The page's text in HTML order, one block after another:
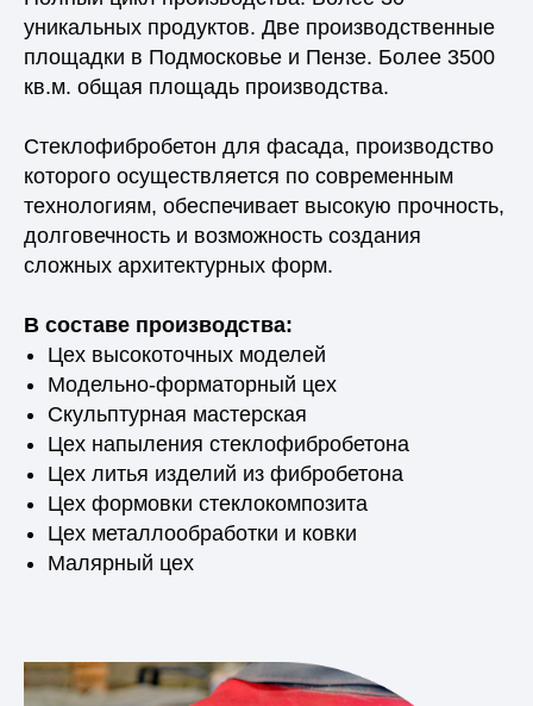
уникальных продуктов. Две производственные
площадки в Подмосковье и Пензе. Более 3500
кв.м. общая площадь производства.
Стеклофибробетон для фасада, производство
которого осуществляется по современным
технологиям, обеспечивает высокую прочность,
долговечность и возможность создания
сложных архитектурных форм.
В составе производства:
Цех высокоточных моделей
Модельно-форматорный цех
Скульптурная мастерская
Цех напыления стеклофибробетона
Цех литья изделий из фибробетона
Цех формовки стеклокомпозита
Цех металлообработки и ковки
Малярный цех